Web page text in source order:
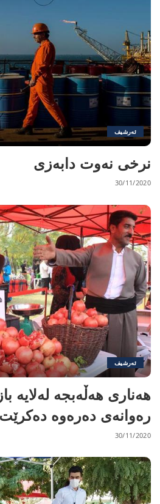
ئەرشیف
نرخی نەوت دابەزی
30/11/2020
ئەرشیف
ھەناری ھەڵەبجە لەلایە
رەوانەی دەرەوە دەکرێت
30/11/2020